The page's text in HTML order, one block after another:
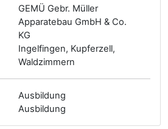
GEMÜ Gebr. Müller
Apparatebau GmbH & Co.
KG
Ingelfingen, Kupferzell,
Waldzimmern
Ausbildung
Ausbildung